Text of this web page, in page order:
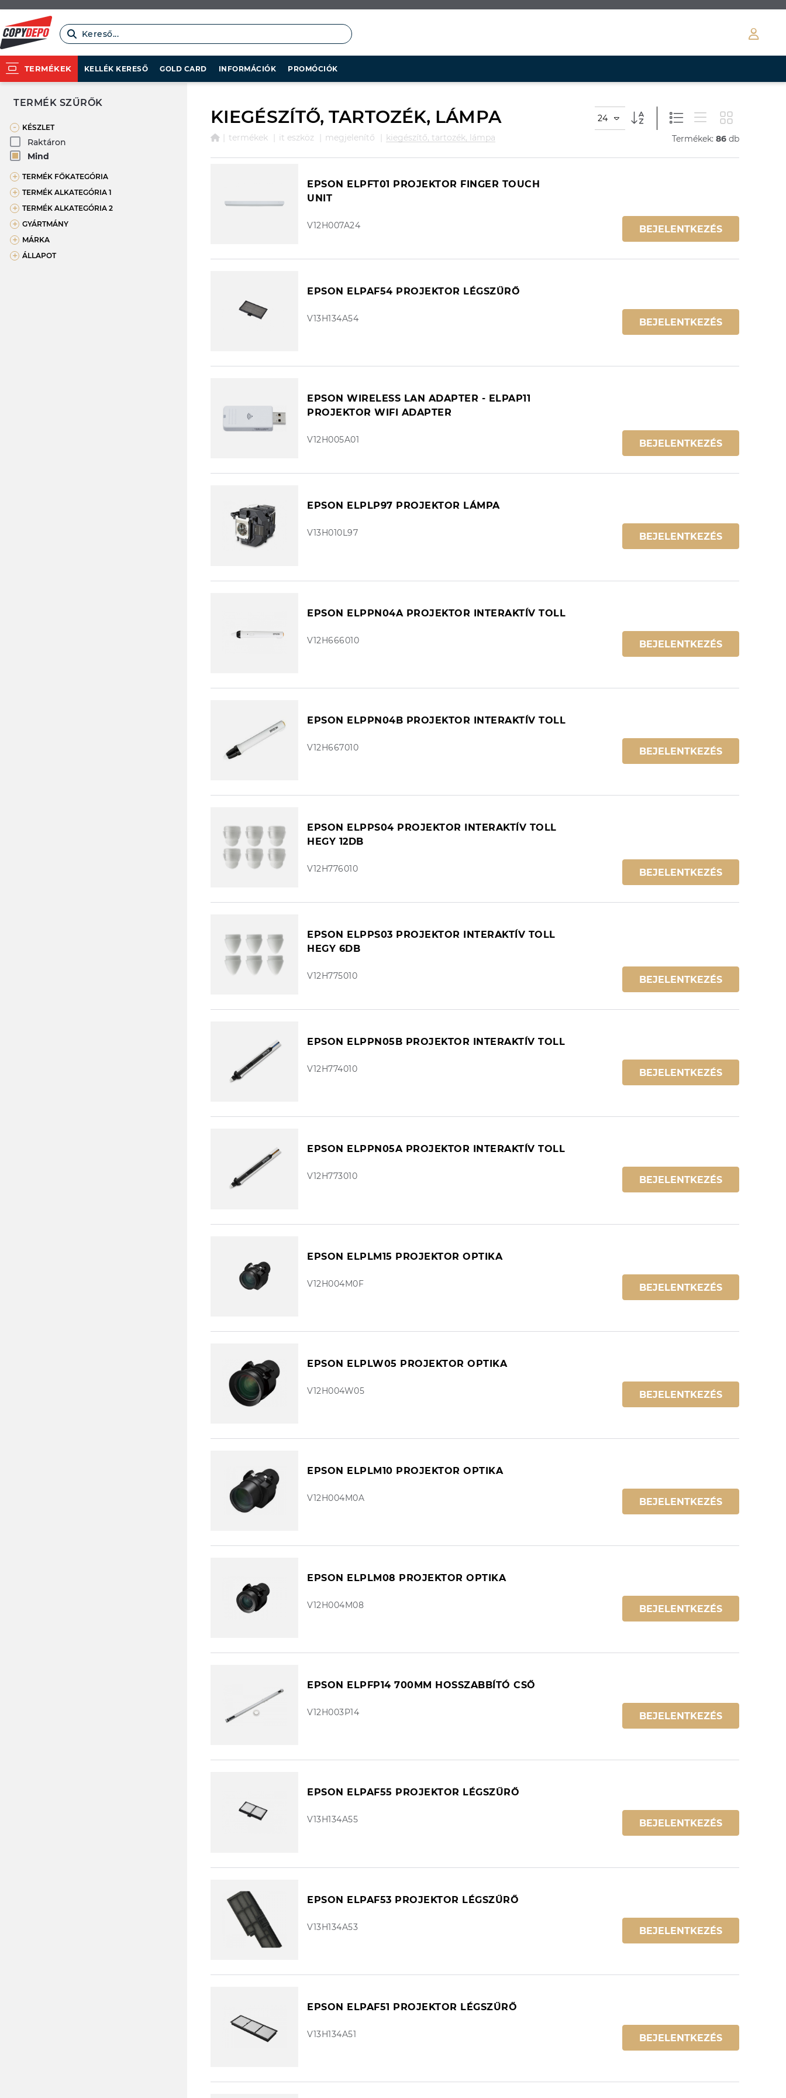
Kereső...
TERMÉKEK KELLÉK KERESŐ GOLD CARD INFORMÁCIÓK PROMÓCIÓK
TERMÉK SZŰRŐK
- KÉSZLET
Raktáron
Mind
+ TERMÉK FŐKATEGÓRIA
+ TERMÉK ALKATEGÓRIA 1
+ TERMÉK ALKATEGÓRIA 2
+ GYÁRTMÁNY
+ MÁRKA
+ ÁLLAPOT
KIEGÉSZÍTŐ, TARTOZÉK, LÁMPA
termékek it eszköz megjelenítő kiegészítő, tartozék, lámpa Termékek: 86db
24
EPSON ELPFT01 PROJEKTOR FINGER TOUCH
UNIT
V12H007A24 BEJELENTKEZÉS
EPSON ELPAF54 PROJEKTOR LÉGSZŰRŐ
V13H134A54 BEJELENTKEZÉS
EPSON WIRELESS LAN ADAPTER - ELPAP11
PROJEKTOR WIFI ADAPTER
V12H005A01 BEJELENTKEZÉS
EPSON ELPLP97 PROJEKTOR LÁMPA
V13H010L97 BEJELENTKEZÉS
EPSON ELPPN04A PROJEKTOR INTERAKTÍV TOLL
V12H666010 BEJELENTKEZÉS
EPSON ELPPN04B PROJEKTOR INTERAKTÍV TOLL
V12H667010 BEJELENTKEZÉS
EPSON ELPPS04 PROJEKTOR INTERAKTÍV TOLL
HEGY 12DB
V12H776010 BEJELENTKEZÉS
EPSON ELPPS03 PROJEKTOR INTERAKTÍV TOLL
HEGY 6DB
V12H775010 BEJELENTKEZÉS
EPSON ELPPN05B PROJEKTOR INTERAKTÍV TOLL
V12H774010 BEJELENTKEZÉS
EPSON ELPPN05A PROJEKTOR INTERAKTÍV TOLL
V12H773010 BEJELENTKEZÉS
EPSON ELPLM15 PROJEKTOR OPTIKA
V12H004M0F BEJELENTKEZÉS
EPSON ELPLW05 PROJEKTOR OPTIKA
V12H004W05 BEJELENTKEZÉS
EPSON ELPLM10 PROJEKTOR OPTIKA
V12H004M0A BEJELENTKEZÉS
EPSON ELPLM08 PROJEKTOR OPTIKA
V12H004M08 BEJELENTKEZÉS
EPSON ELPFP14 700MM HOSSZABBÍTÓ CSŐ
V12H003P14 BEJELENTKEZÉS
EPSON ELPAF55 PROJEKTOR LÉGSZŰRŐ
V13H134A55 BEJELENTKEZÉS
EPSON ELPAF53 PROJEKTOR LÉGSZŰRŐ
V13H134A53 BEJELENTKEZÉS
EPSON ELPAF51 PROJEKTOR LÉGSZŰRŐ
V13H134A51 BEJELENTKEZÉS